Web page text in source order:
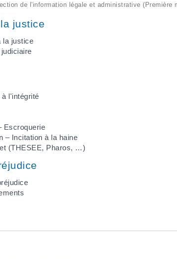
de l'information légale et administrative (Première
justice
la justice
l'intégrité
Escroquerie
– Incitation à la haine
(THESEE, Pharos, …)